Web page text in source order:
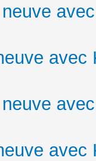
avec
avec